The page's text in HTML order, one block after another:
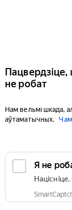
Пацвердзіце,
не робат
Нам вельмі шкада,
аўтаматычных.
Я не